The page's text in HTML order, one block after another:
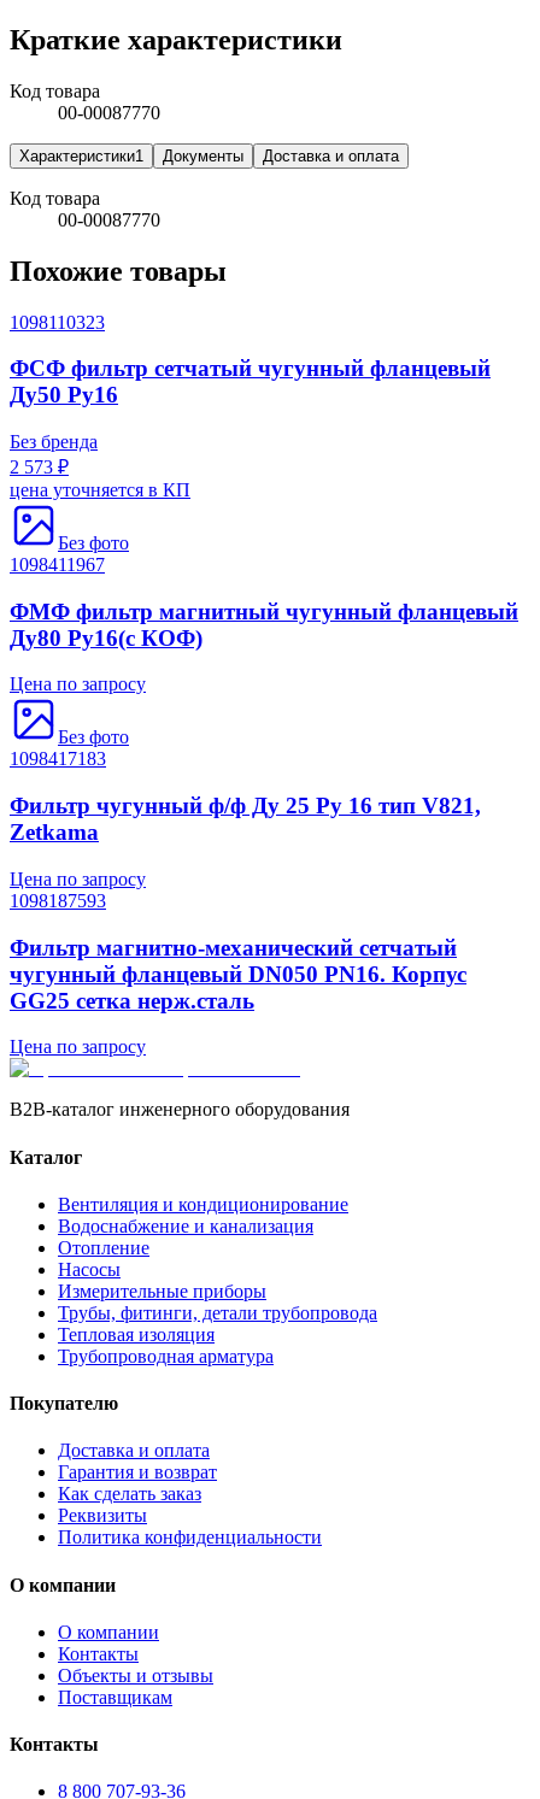
Краткие характеристики
Код товара
00-00087770
Характеристики1 Документы Доставка и оплата
Код товара
00-00087770
Похожие товары
1098110323
ФСФ фильтр сетчатый чугунный фланцевый
Ду50 Ру16
Без бренда
2 573 ₽
цена уточняется в КП
Без фото
1098411967
ФМФ фильтр магнитный чугунный фланцевый
Ду80 Ру16(с КОФ)
Цена по запросу
Без фото
1098417183
Фильтр чугунный ф/ф Ду 25 Ру 16 тип V821,
Zetkama
Цена по запросу
1098187593
Фильтр магнитно-механический сетчатый
чугунный фланцевый DN050 PN16. Корпус
GG25 сетка нерж.сталь
Цена по запросу
B2B-каталог инженерного оборудования
Каталог
Вентиляция и кондиционирование
Водоснабжение и канализация
Отопление
Насосы
Измерительные приборы
Трубы, фитинги, детали трубопровода
Тепловая изоляция
Трубопроводная арматура
Покупателю
Доставка и оплата
Гарантия и возврат
Как сделать заказ
Реквизиты
Политика конфиденциальности
О компании
О компании
Контакты
Объекты и отзывы
Поставщикам
Контакты
8 800 707-93-36